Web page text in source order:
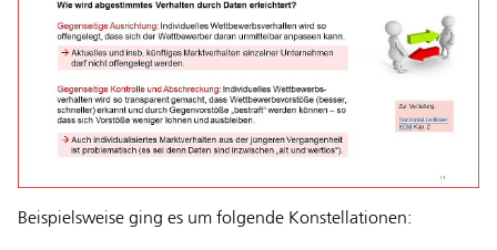
Beispielsweise ging es um folgende Konstellationen: